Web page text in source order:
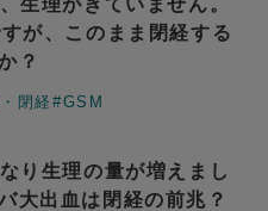
生理がきていません。
が、このまま閉経する
？
閉経#GSM
り生理の量が増えまし
大出血は閉経の前兆？